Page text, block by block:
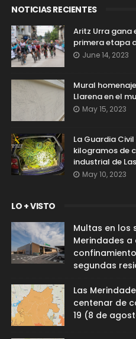
NOTICIAS RECIENTES
Aritz Urra gana
primera etapa
June 14, 2023
Mural
Llarena en el
May 15, 2023
La Guardia
kilogramos de
industrial de
May 10, 2023
LO + VISTO
Multas en los
Merindades
segundas
Las
centenar de
19 (8 de